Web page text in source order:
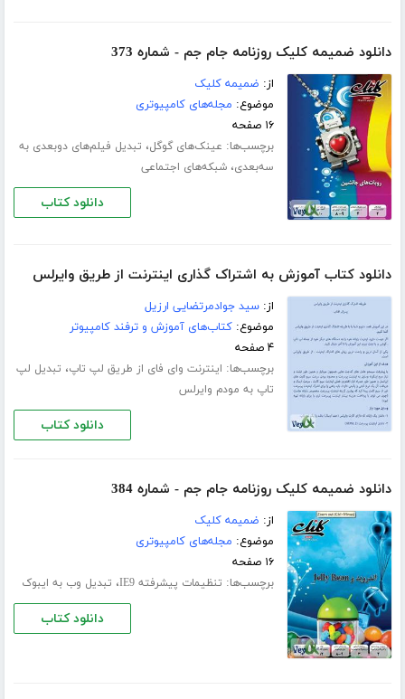
دانلود ضمیمه کلیک روزنامه جام جم - شماره 373
از: ضمیمه کلیک
موضوع: مجله‌های کامپیوتری
۱۶ صفحه
برچسب‌ها: عینک‌های گوگل، تبدیل فیلم‌های دو‌بعدی به
سه‌بعدی،شبکه‌های اجتماعی
دانلود کتاب
دانلود کتاب آموزش به اشتراک گذاری اینترنت از طریق وایرلس
از:سید جوادمرتضایی ارزیل
موضوع:کتاب‌های آموزش و ترفند کامپیوتر
۴ صفحه
برچسب‌ها: اینترنت وای فای از طریق لپ تاپ، تبدیل لپ
تاپ به مودم وایرلس
دانلود کتاب
دانلود ضمیمه کلیک روزنامه جام جم - شماره 384
از: ضمیمه کلیک
موضوع: مجله‌های کامپیوتری
۱۶ صفحه
برچسب‌ها: تنظیمات پیشرفته IE9 ، تبدیل وب به ایبوک
دانلود کتاب